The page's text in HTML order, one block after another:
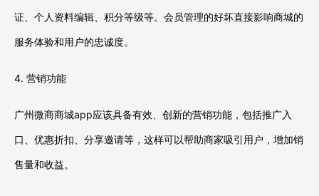
证、个人资料编辑、积分等级等。会员管理的好坏直接影响商城的
服务体验和用户的忠诚度。
4. 营销功能
广州微商商城app应该具备有效、创新的营销功能，包括推广入
口、优惠折扣、分享邀请等，这样可以帮助商家吸引用户，增加销
售量和收益。